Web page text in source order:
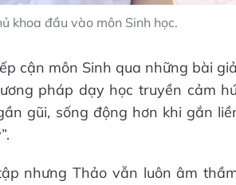
khoa đầu vào môn Sinh học.
cận môn Sinh qua những bài
pháp dạy học truyền cảm
gũi, sống động hơn khi gắn
nhưng Thảo vẫn luôn âm